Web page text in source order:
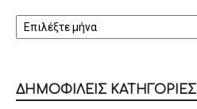
ΑΡΧΕΙΟ
ΔΗΜΟΦΙΛΕΙΣ ΚΑΤΗΓΟΡΙΕΣ